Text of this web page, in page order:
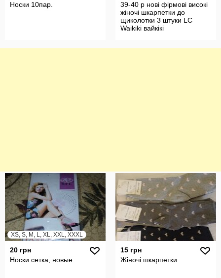
Носки 10пар.
39-40 р нові фірмові високі
жіночі шкарпетки до
щиколотки 3 штуки LC
Waikiki вайкікі
XS, S, M, L, XL, XXL, XXXL
20 грн
Носки сетка, новые
15 грн
Жіночі шкарпетки